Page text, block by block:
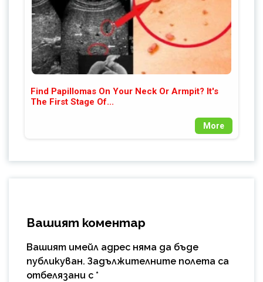
Find Papillomas On Your Neck Or Armpit? It's
The First Stage Of...
More
Вашият коментар
Вашият имейл адрес няма да бъде
публикуван. Задължителните полета са
отбелязани с *